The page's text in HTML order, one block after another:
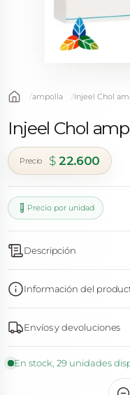
ampolla Injeel Chol
Injeel Chol
$22.600
Precio por unidad
Descripción
Información del
Envíos y devoluciones
En stock, 29 unidades